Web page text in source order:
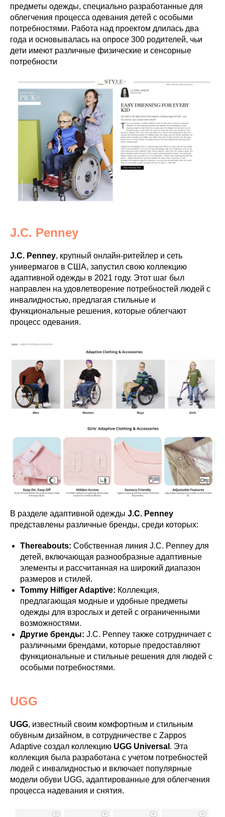
предметы одежды, специально разработанные для
облегчения процесса одевания детей с особыми
потребностями. Работа над проектом длилась два
года и основывалась на опросе 300 родителей, чьи
дети имеют различные физические и сенсорные
потребности​
J.C. Penney
J.C. Penney, крупный онлайн-ритейлер и сеть
универмагов в США, запустил свою коллекцию
адаптивной одежды в 2021 году. Этот шаг был
направлен на удовлетворение потребностей людей с
инвалидностью, предлагая стильные и
функциональные решения, которые облегчают
процесс одевания.
В разделе адаптивной одежды J.C. Penney
представлены различные бренды, среди которых:
Thereabouts: Собственная линия J.C. Penney для
детей, включающая разнообразные адаптивные
элементы и рассчитанная на широкий диапазон
размеров и стилей.
Tommy Hilfiger Adaptive: Коллекция,
предлагающая модные и удобные предметы
одежды для взрослых и детей с ограниченными
возможностями.
Другие бренды: J.C. Penney также сотрудничает с
различными брендами, которые предоставляют
функциональные и стильные решения для людей с
особыми потребностями.
UGG
UGG, известный своим комфортным и стильным
обувным дизайном, в сотрудничестве с Zappos
Adaptive создал коллекцию UGG Universal . Эта
коллекция была разработана с учетом потребностей
людей с инвалидностью и включает популярные
модели обуви UGG, адаптированные для облегчения
процесса надевания и снятия.